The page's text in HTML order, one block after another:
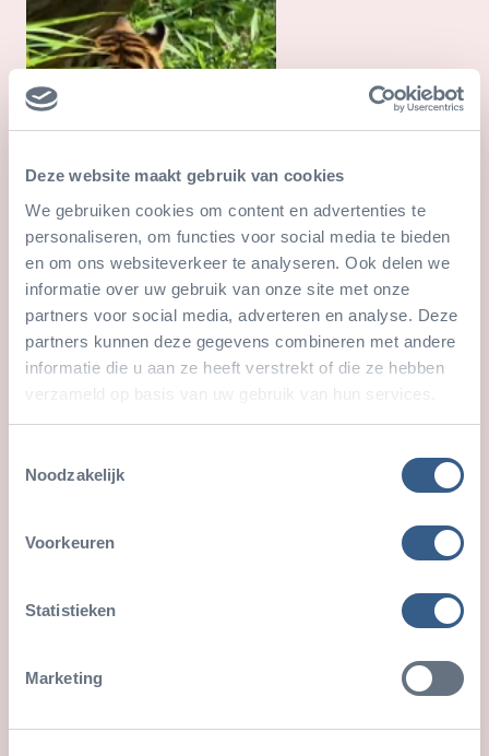
Deze website maakt gebruik van cookies
We gebruiken cookies om content en advertenties te
personaliseren, om functies voor social media te bieden
en om ons websiteverkeer te analyseren. Ook delen we
informatie over uw gebruik van onze site met onze
partners voor social media, adverteren en analyse. Deze
partners kunnen deze gegevens combineren met andere
informatie die u aan ze heeft verstrekt of die ze hebben
verzameld op basis van uw gebruik van hun services.
Noodzakelijk
Voorkeuren
Statistieken
Marketing
Burgers’ Rimba
Burgers’ Desert